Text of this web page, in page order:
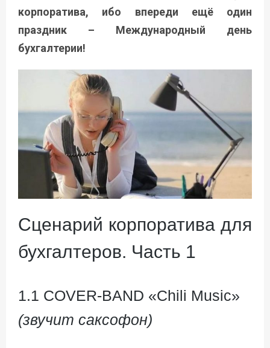
корпоратива, ибо впереди ещё один
праздник – Международный день
бухгалтерии!
Сценарий корпоратива для
бухгалтеров. Часть 1
1.1 COVER-BAND «Chili Music»
(звучит саксофон)